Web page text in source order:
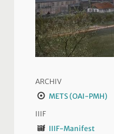
ARCHIV
METS (OAI-PMH)
IIIF
IIIF-Manifest